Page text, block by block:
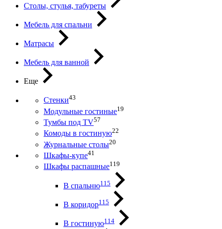
Столы, стулья, табуреты
Мебель для спальни
Матрасы
Мебель для ванной
Еще
Стенки43
Модульные гостиные19
Тумбы под ТV57
Комоды в гостиную22
Журнальные столы20
Шкафы-купе41
Шкафы распашные119
В спальню115
В коридор115
В гостиную114